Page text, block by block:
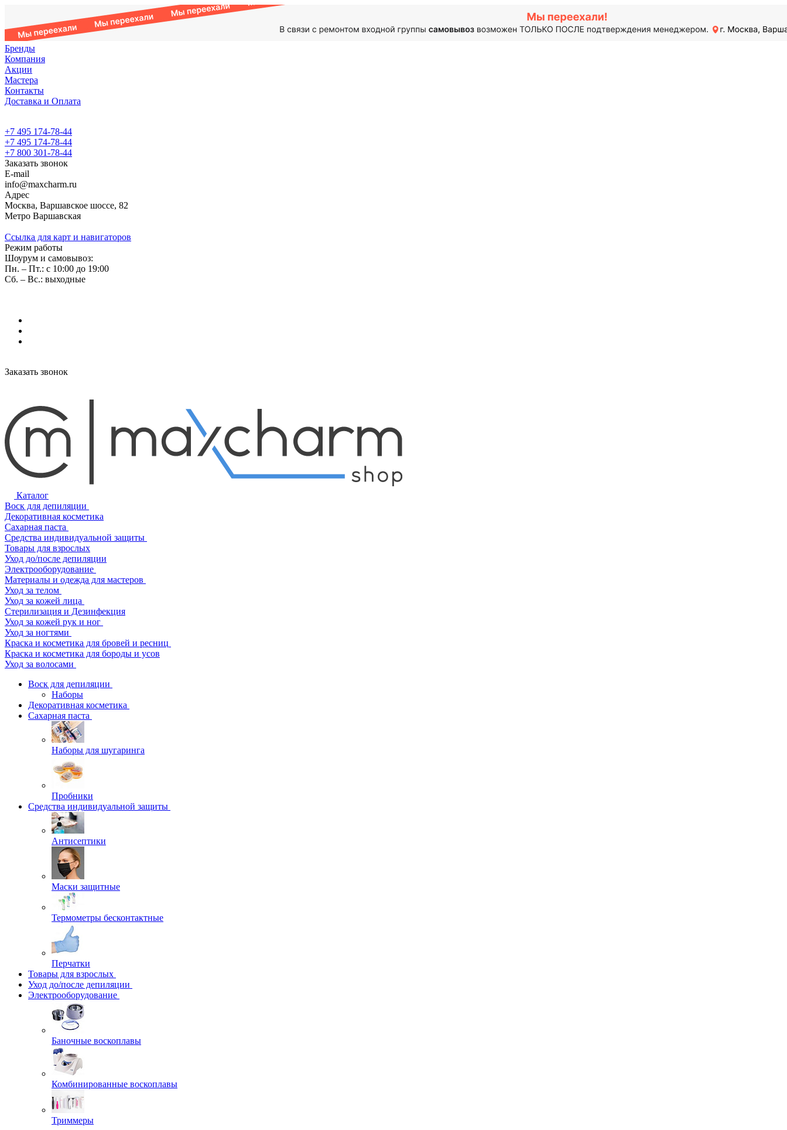
Бренды
Компания
Акции
Мастера
Контакты
Доставка и Оплата
+7 495 174-78-44
+7 495 174-78-44
+7 800 301-78-44
Заказать звонок
E-mail
info@maxcharm.ru
Адрес
Москва, Варшавское шоссе, 82
Метро Варшавская
Ссылка для карт и навигаторов
Режим работы
Шоурум и самовывоз:
Пн. – Пт.: с 10:00 до 19:00
Сб. – Вс.: выходные
Заказать звонок
Каталог
Воск для депиляции
Декоративная косметика
Сахарная паста
Средства индивидуальной защиты
Товары для взрослых
Уход до/после депиляции
Электрооборудование
Материалы и одежда для мастеров
Уход за телом
Уход за кожей лица
Стерилизация и Дезинфекция
Уход за кожей рук и ног
Уход за ногтями
Краска и косметика для бровей и ресниц
Краска и косметика для бороды и усов
Уход за волосами
Воск для депиляции
Наборы
Декоративная косметика
Сахарная паста
Наборы для шугаринга
Пробники
Средства индивидуальной защиты
Антисептики
Маски защитные
Термометры бесконтактные
Перчатки
Товары для взрослых
Уход до/после депиляции
Электрооборудование
Баночные воскоплавы
Комбинированные воскоплавы
Триммеры